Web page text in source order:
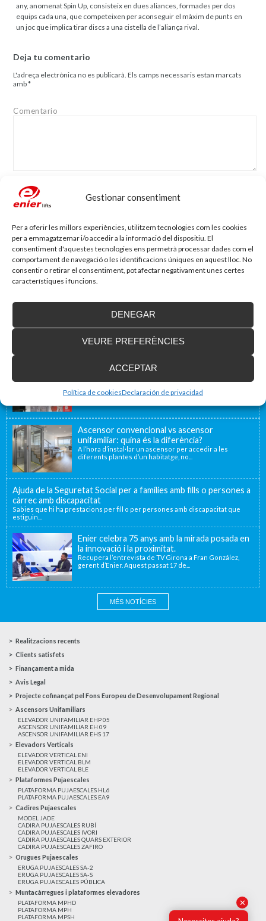
Gestionar consentiment
Per a oferir les millors experiències, utilitzem tecnologies com les cookies
per a emmagatzemar i/o accedir a la informació del dispositiu. El
consentiment d'aquestes tecnologies ens permetrà processar dades com el
comportament de navegació o les identificacions úniques en aquest lloc. No
consentir o retirar el consentiment, pot afectar negativament unes certes
característiques i funcions.
ACCEPTAR
DENEGAR
VEURE PREFERÈNCIES
Política de cookiesDeclaración de privacidad
any, anomenat Spin Up, consisteix en dues aliances, formades per dos
equips cada una, que competeixen per aconseguir el màxim de punts en
un joc que implica tirar discs a una cistella de l’aliança rival.
Deja tu comentario
L'adreça electrònica no es publicarà. Els camps necessaris estan marcats
amb*
Comentario
Nom* Adreça electrònica
Lloc web
Blog d'accessibilitat
Nova seu d’Enier a la Comunitat Valenciana
Ascensor convencional vs ascensor
unifamiliar: quina és la diferència?
A l’hora d’instal·lar un ascensor per accedir a les
diferents plantes d’un habitatge, no...
Ajuda de la Seguretat Social per a famílies amb fills o persones a
càrrec amb discapacitat
Sabies que hi ha prestacions per fill o per persones amb discapacitat que
estiguin...
Enier celebra 75 anys amb la mirada posada en
la innovació i la proximitat.
Recupera l’entrevista de TV Girona a Fran González,
gerent d’Enier. Aquest passat 17 de...
MÉS NOTÍCIES
Realitzacions recents
Clients satisfets
Finançament a mida
Avis Legal
Projecte cofinançat pel Fons Europeu de Desenvolupament Regional
Ascensors Unifamiliars
ELEVADOR UNIFAMILIAR EHP 05
ASCENSOR UNIFAMILIAR EH 09
ASCENSOR UNIFAMILIAR EHS 17
Elevadors Verticals
ELEVADOR VERTICAL ENI
ELEVADOR VERTICAL BLM
ELEVADOR VERTICAL BLE
Plataformes Pujaescales
PLATAFORMA PUJAESCALES HL6
PLATAFORMA PUJAESCALES EA9
Cadires Pujaescales
MODEL JADE
CADIRA PUJAESCALES RUBÍ
CADIRA PUJAESCALES IVORI
CADIRA PUJAESCALES QUARS EXTERIOR
CADIRA PUJAESCALES ZAFIRO
Orugues Pujaescales
ERUGA PUJAESCALES SA-2
ERUGA PUJAESCALES SA-S
ERUGA PUJAESCALES PÚBLICA
Muntacàrregues i plataformes elevadores
PLATAFORMA MPHD
PLATAFORMA MPH
PLATAFORMA MPSH
✕